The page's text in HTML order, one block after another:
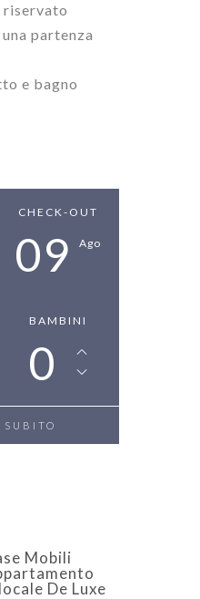
riservato
partenza
e bagno
CHECK-OUT
09 Ago
BAMBINI
0
Mobili
De Luxe